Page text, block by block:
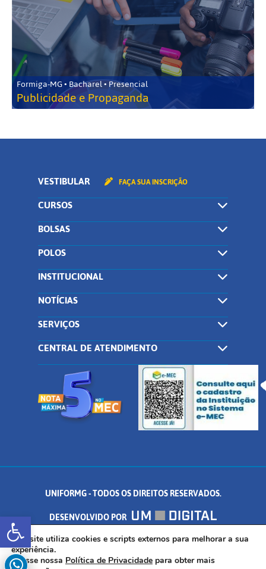
Abrir a barra de ferramentas
Formiga-MG • Bacharel • Presencial
Publicidade e Propaganda
VESTIBULAR FAÇA SUA INSCRIÇÃO
CURSOS
BOLSAS
POLOS
INSTITUCIONAL
NOTÍCIAS
SERVIÇOS
CENTRAL DE ATENDIMENTO
UNIFORMG - TODOS OS DIREITOS RESERVADOS.
DESENVOLVIDO POR
AV. DR. ARNALDO DE SENNA, 328 - PALMEIRAS, FORMIGA/MG - CEP:
35.574.530
Este site utiliza cookies e scripts externos para melhorar a sua
experiência.
Acesse nossa Política de Privacidade para obter mais